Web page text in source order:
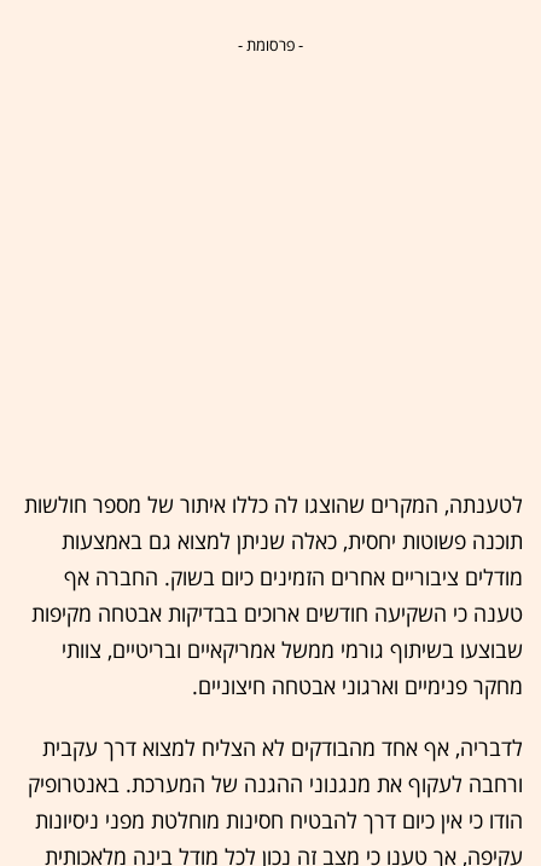
- פרסומת -
לטענתה, המקרים שהוצגו לה כללו איתור של מספר חולשות
תוכנה פשוטות יחסית, כאלה שניתן למצוא גם באמצעות
מודלים ציבוריים אחרים הזמינים כיום בשוק. החברה אף
טענה כי השקיעה חודשים ארוכים בבדיקות אבטחה מקיפות
שבוצעו בשיתוף גורמי ממשל אמריקאיים ובריטיים, צוותי
מחקר פנימיים וארגוני אבטחה חיצוניים.
לדבריה, אף אחד מהבודקים לא הצליח למצוא דרך עקבית
ורחבה לעקוף את מנגנוני ההגנה של המערכת. באנטרופיק
הודו כי אין כיום דרך להבטיח חסינות מוחלטת מפני ניסיונות
עקיפה, אך טענו כי מצב זה נכון לכל מודל בינה מלאכותית